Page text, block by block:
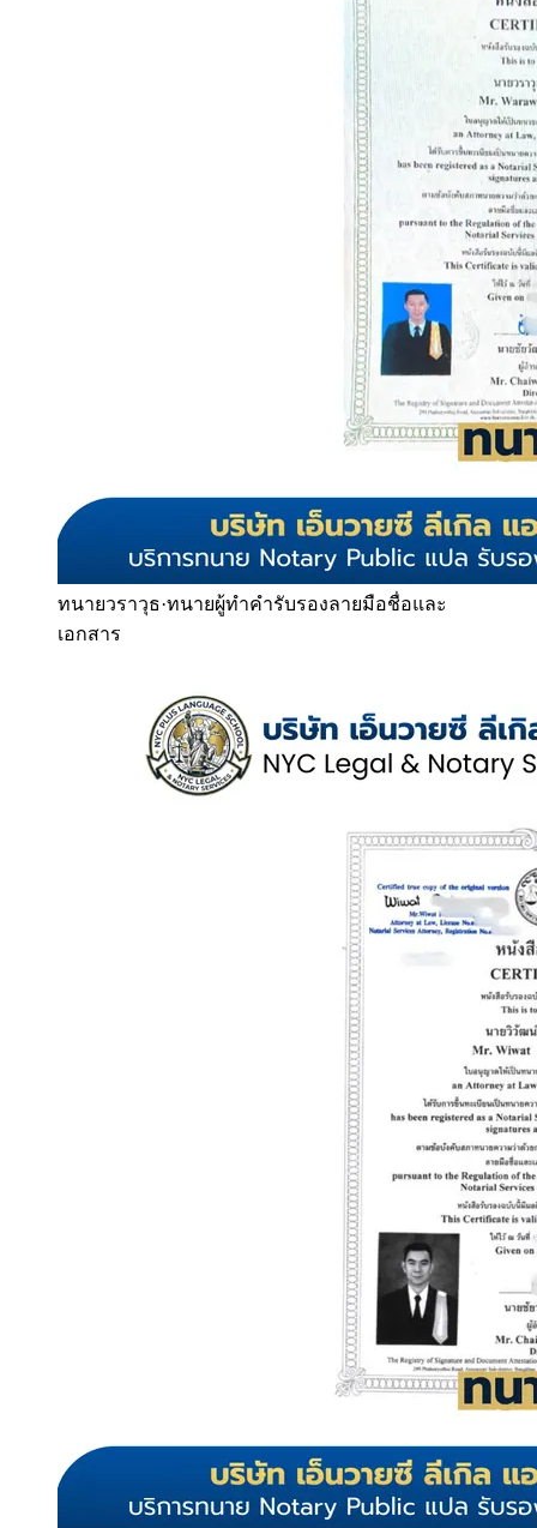
ทนายวราวุธ·ทนายผู้ทำคำรับรองลายมือชื่อและ
เอกสาร